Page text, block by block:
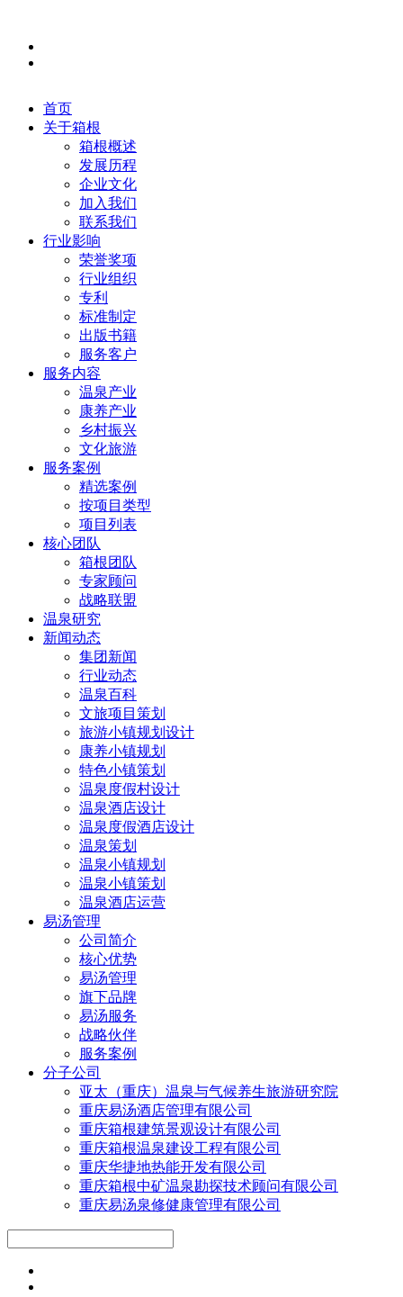
首页
关于箱根
箱根概述
发展历程
企业文化
加入我们
联系我们
行业影响
荣誉奖项
行业组织
专利
标准制定
出版书籍
服务客户
服务内容
温泉产业
康养产业
乡村振兴
文化旅游
服务案例
精选案例
按项目类型
项目列表
核心团队
箱根团队
专家顾问
战略联盟
温泉研究
新闻动态
集团新闻
行业动态
温泉百科
文旅项目策划
旅游小镇规划设计
康养小镇规划
特色小镇策划
温泉度假村设计
温泉酒店设计
温泉度假酒店设计
温泉策划
温泉小镇规划
温泉小镇策划
温泉酒店运营
易汤管理
公司简介
核心优势
易汤管理
旗下品牌
易汤服务
战略伙伴
服务案例
分子公司
亚太（重庆）温泉与气候养生旅游研究院
重庆易汤酒店管理有限公司
重庆箱根建筑景观设计有限公司
重庆箱根温泉建设工程有限公司
重庆华捷地热能开发有限公司
重庆箱根中矿温泉勘探技术顾问有限公司
重庆易汤泉修健康管理有限公司